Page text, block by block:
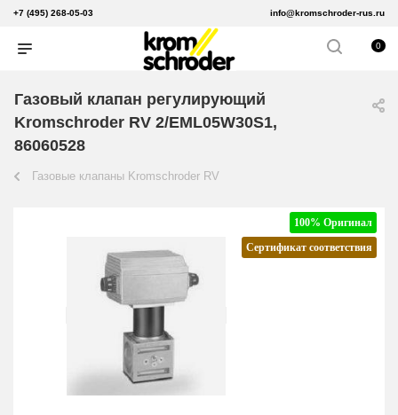
+7 (495) 268-05-03 info@kromschroder-rus.ru
0
Газовый клапан регулирующий
Kromschroder RV 2/EML05W30S1,
86060528
Газовые клапаны Kromschroder RV
100% Оригинал
Сертификат соответствия